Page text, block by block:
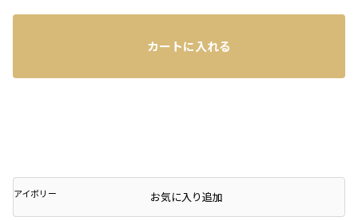
アイボリー
カートに入れる
店頭在庫を確認するお気に入り追加